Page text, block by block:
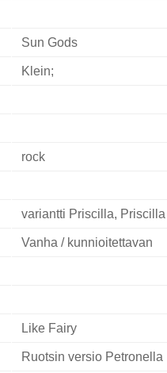
Sun Gods
Klein;
rock
variantti Priscilla, Priscilla
Vanha / kunnioitettavan
Like Fairy
Ruotsin versio Petronella